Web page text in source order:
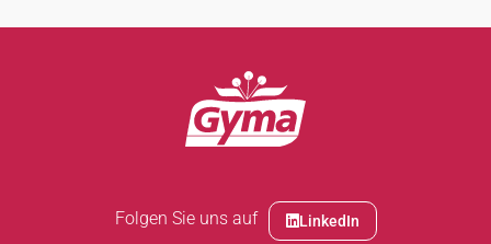
Folgen Sie uns auf LinkedIn